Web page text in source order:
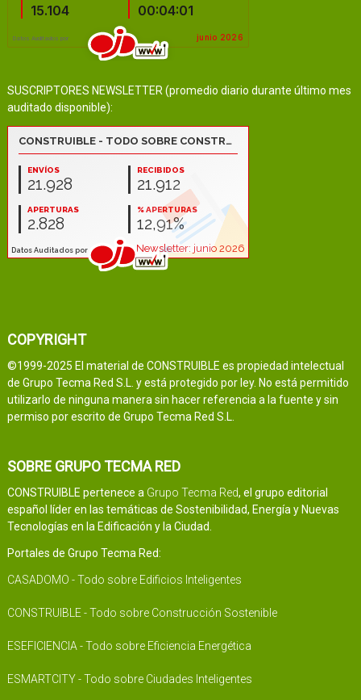
SUSCRIPTORES NEWSLETTER (promedio diario durante último mes
auditado disponible):
COPYRIGHT
©1999-2025 El material de CONSTRUIBLE es propiedad intelectual
de Grupo Tecma Red S.L. y está protegido por ley. No está permitido
utilizarlo de ninguna manera sin hacer referencia a la fuente y sin
permiso por escrito de Grupo Tecma Red S.L.
SOBRE GRUPO TECMA RED
CONSTRUIBLE pertenece a Grupo Tecma Red, el grupo editorial
español líder en las temáticas de Sostenibilidad, Energía y Nuevas
Tecnologías en la Edificación y la Ciudad.
Portales de Grupo Tecma Red:
CASADOMO - Todo sobre Edificios Inteligentes
CONSTRUIBLE - Todo sobre Construcción Sostenible
ESEFICIENCIA - Todo sobre Eficiencia Energética
ESMARTCITY - Todo sobre Ciudades Inteligentes